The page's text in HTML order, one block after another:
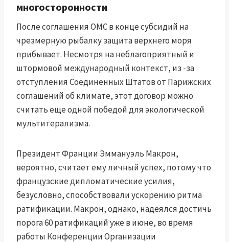
многосторонности
После соглашения OMC в конце субсидий на
чрезмерную рыбалку защита верхнего моря
прибывает. Несмотря на неблагоприятный и
штормовой международный контекст, из -за
отступления Соединенных Штатов от Парижских
соглашений об климате, этот договор можно
считать еще одной победой для экологической
мультитерализма.
Президент Франции Эммануэль Макрон,
вероятно, считает ему личный успех, потому что
французские дипломатические усилия,
безусловно, способствовали ускорению ритма
ратификации. Макрон, однако, надеялся достичь
порога 60 ратификаций уже в июне, во время
работы Конференции Организации